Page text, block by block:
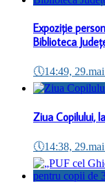
Expoziție
Biblioteca
🕔14:49,
Ziua Copilului,
🕔14:38,